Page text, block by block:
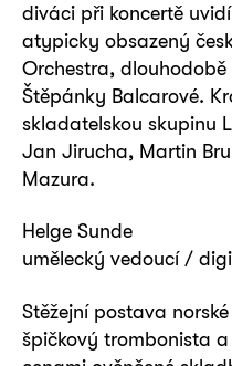
diváci při koncertě
atypicky obsazený
Orchestra,
Štěpánky Balcarové.
skladatelskou skupinu
Jan Jirucha, Martin
Mazura.
Helge Sunde
umělecký vedoucí /
Stěžejní postava
špičkový trombonista